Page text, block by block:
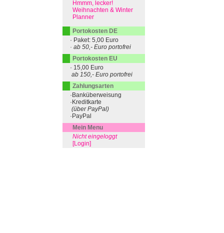
Hmmm, lecker!
Weihnachten & Winter
Planner
Portokosten DE
· Paket: 5,00 Euro
· ab 50,- Euro portofrei
Portokosten EU
· 15,00 Euro
ab 150,- Euro portofrei
Zahlungsarten
·Banküberweisung
·Kreditkarte
(über PayPal)
·PayPal
Mein Menu
Nicht eingeloggt
[Login]